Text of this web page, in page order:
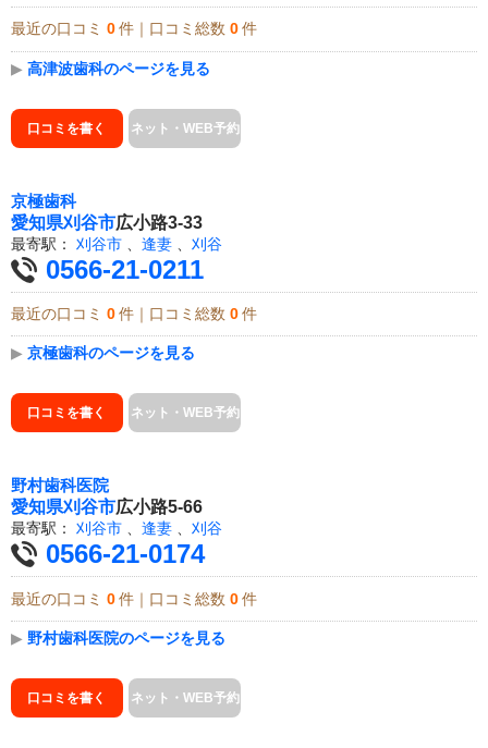
最近の口コミ 0 件｜口コミ総数 0 件
▶ 高津波歯科のページを見る
口コミを書く ネット・WEB予約
京極歯科
愛知県刈谷市広小路3-33
最寄駅： 刈谷市 逢妻 刈谷
0566-21-0211
最近の口コミ 0 件｜口コミ総数 0 件
▶ 京極歯科のページを見る
口コミを書く ネット・WEB予約
野村歯科医院
愛知県刈谷市広小路5-66
最寄駅： 刈谷市 、 逢妻 、 刈谷
0566-21-0174
最近の口コミ 0 件｜口コミ総数 0 件
▶ 野村歯科医院のページを見る
口コミを書く ネット・WEB予約